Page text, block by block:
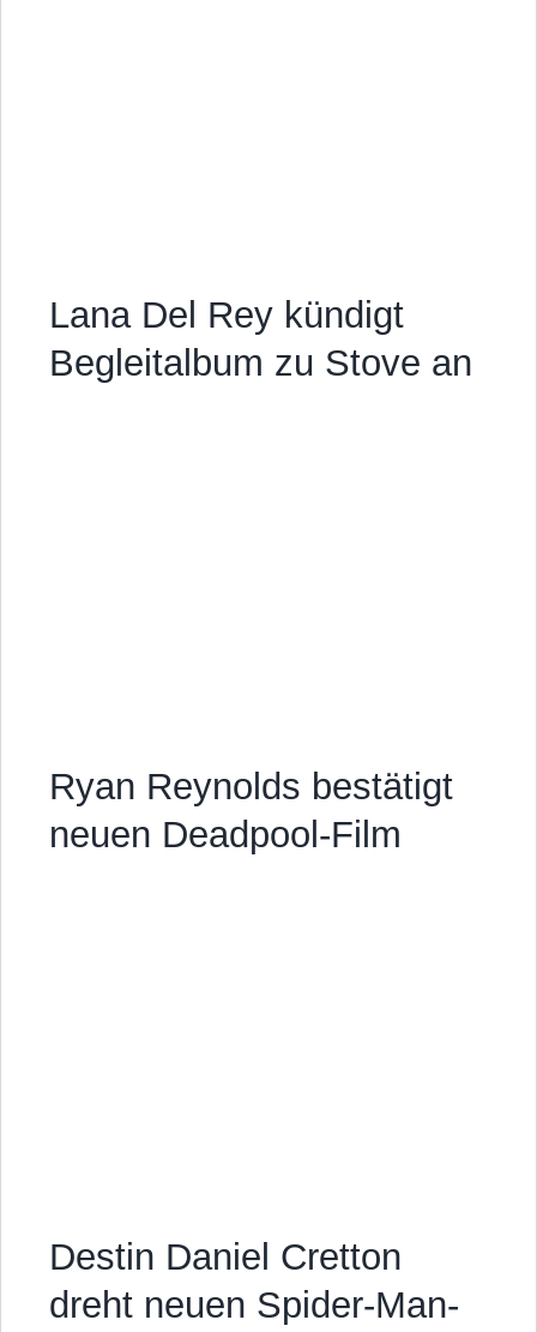
Lana Del Rey kündigt
Begleitalbum zu Stove an
Ryan Reynolds bestätigt
neuen Deadpool-Film
Destin Daniel Cretton
dreht neuen Spider-Man-